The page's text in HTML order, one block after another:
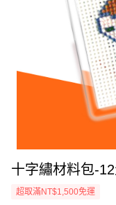
十字繡材料包-
超取滿NT$1,500免運